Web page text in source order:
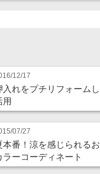
12/17
入れをプチリフォーム
用
07/27
本番！涼を感じられる
ラーコーディネート